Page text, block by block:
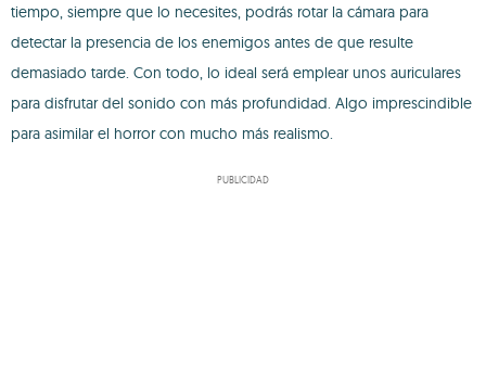
tiempo, siempre que lo necesites, podrás rotar la cámara para
detectar la presencia de los enemigos antes de que resulte
demasiado tarde. Con todo, lo ideal será emplear unos auriculares
para disfrutar del sonido con más profundidad. Algo imprescindible
para asimilar el horror con mucho más realismo.
PUBLICIDAD